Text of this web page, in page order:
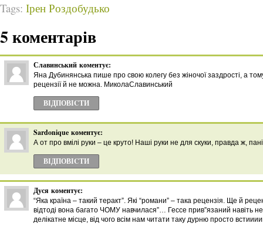
Tags: Ірен Роздобудько
5 коментарів
Славинський коментує:
Яна Дубинянська пише про свою колегу без жіночої заздрості, а
рецензії й не можна. МиколаСлавинський
ВІДПОВІCТИ
Sardonique коментує:
А от про вмілі руки – це круто! Наші руки не для скуки, правда ж,
ВІДПОВІCТИ
Дуся коментує:
“Яка країна – такий теракт”. Які “романи” – така рецензія. Ще й
відтоді вона багато ЧОМУ навчилася”… Гессе прив”язаний навіть
делікатне місце, від чого всім нам читати таку дурню просто